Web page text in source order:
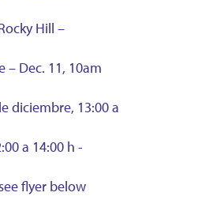
Hill –
– Dec. 11, 10am
diciembre, 13:00 a
a 14:00 h -
flyer below